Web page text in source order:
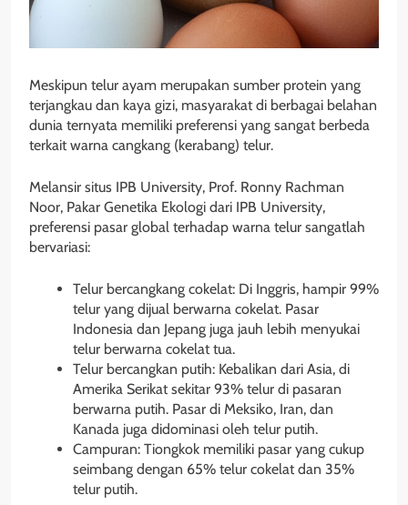
Meskipun telur ayam merupakan sumber protein yang
terjangkau dan kaya gizi, masyarakat di berbagai belahan
dunia ternyata memiliki preferensi yang sangat berbeda
terkait warna cangkang (kerabang) telur.
Melansir situs IPB University, Prof. Ronny Rachman
Noor, Pakar Genetika Ekologi dari IPB University,
preferensi pasar global terhadap warna telur sangatlah
bervariasi:
Telur bercangkang cokelat: Di Inggris, hampir 99%
telur yang dijual berwarna cokelat. Pasar
Indonesia dan Jepang juga jauh lebih menyukai
telur berwarna cokelat tua.
Telur bercangkan putih: Kebalikan dari Asia, di
Amerika Serikat sekitar 93% telur di pasaran
berwarna putih. Pasar di Meksiko, Iran, dan
Kanada juga didominasi oleh telur putih.
Campuran: Tiongkok memiliki pasar yang cukup
seimbang dengan 65% telur cokelat dan 35%
telur putih.